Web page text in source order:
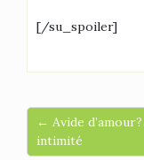
[/su_spoiler]
← Avide
intimité